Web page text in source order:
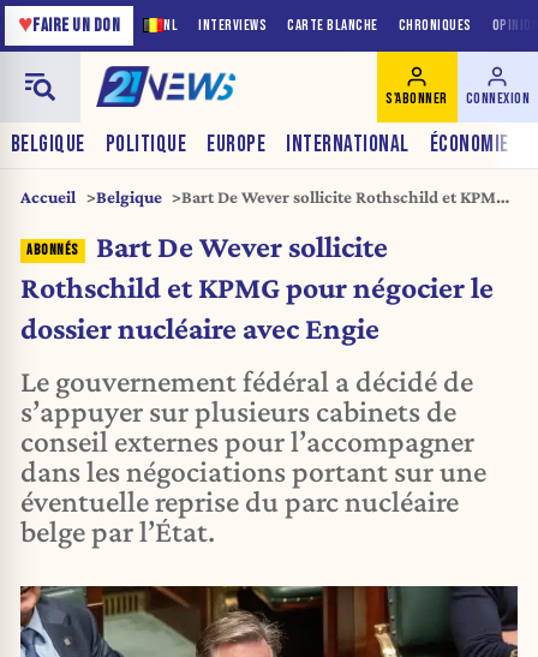
NL INTERVIEWS CARTE BLANCHE CHRONIQUES
♥FAIRE UN DON
BELGIQUE POLITIQUE EUROPE INTERNATIONAL ÉCONOMIE
S'ABONNER CONNEXION
Accueil Belgique
Bart De Wever sollicite Rothschild et KPMG
Engie
Bart De Wever sollicite
Rothschild et KPMG pour négocier le
dossier nucléaire avec Engie
Le gouvernement fédéral a décidé de
s’appuyer sur plusieurs cabinets de
conseil externes pour l’accompagner
dans les négociations portant sur une
éventuelle reprise du parc nucléaire
belge par l’État.